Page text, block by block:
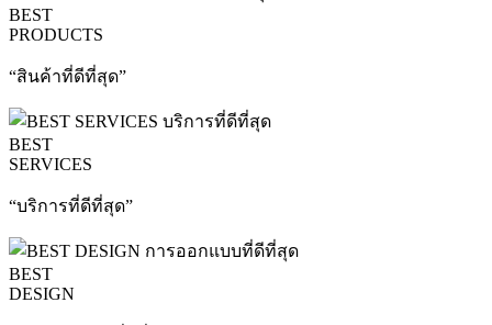
BEST
PRODUCTS
“สินค้าที่ดีที่สุด”
BEST
SERVICES
“บริการที่ดีที่สุด”
BEST
DESIGN